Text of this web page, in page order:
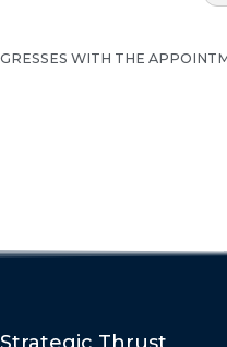
Strategic Thrust